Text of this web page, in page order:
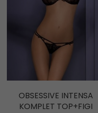
OBSESSIVE INTENSA
KOMPLET TOP+FIGI